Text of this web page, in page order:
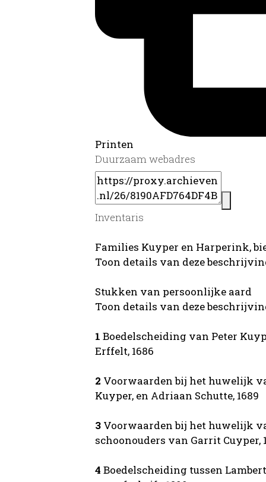
Printen
Duurzaam webadres
Inventaris
Families Kuyper en Harperink,
Toon details van deze
Stukken van persoonlijke aard
Toon details van deze
1 Boedelscheiding van Peter
Erffelt, 1686
2 Voorwaarden bij het huwelijk
Kuyper, en Adriaan Schutte, 1689
3 Voorwaarden bij het huwelijk
schoonouders van Garrit Cuyper,
4 Boedelscheiding tussen